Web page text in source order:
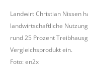
Landwirt Christian Nissen
landwirtschaftliche
rund 25 Prozent
Vergleichsprodukt ein.
Foto: en2x